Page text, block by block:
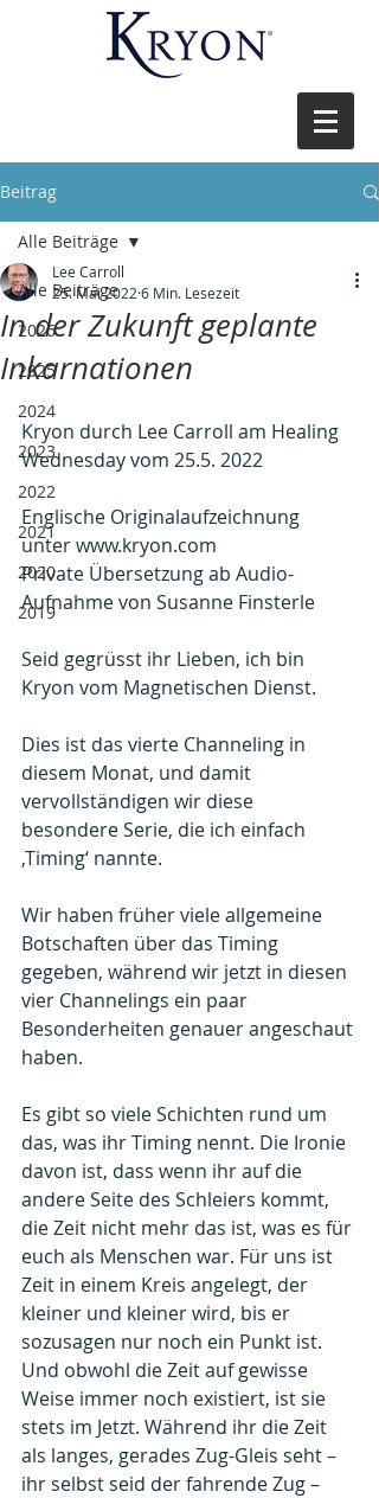
Beitrag
Alle Beiträge
2026
2025
2024
2023
2022
2021
2020
2019
Alle Beiträge
In der Zukunft geplante
Inkarnationen
Lee Carroll
25. Mai 2022 6 Min. Lesezeit
Kryon durch Lee Carroll am Healing
Wednesday vom 25.5. 2022
Englische Originalaufzeichnung
unter www.kryon.com
Private Übersetzung ab Audio-
Aufnahme von Susanne Finsterle
Seid gegrüsst ihr Lieben, ich bin
Kryon vom Magnetischen Dienst.
Dies ist das vierte Channeling in
diesem Monat, und damit
vervollständigen wir diese
besondere Serie, die ich einfach
‚Timing‘ nannte.
Wir haben früher viele allgemeine
Botschaften über das Timing
gegeben, während wir jetzt in diesen
vier Channelings ein paar
Besonderheiten genauer angeschaut
haben.
Es gibt so viele Schichten rund um
das, was ihr Timing nennt. Die Ironie
davon ist, dass wenn ihr auf die
andere Seite des Schleiers kommt,
die Zeit nicht mehr das ist, was es für
euch als Menschen war. Für uns ist
Zeit in einem Kreis angelegt, der
kleiner und kleiner wird, bis er
sozusagen nur noch ein Punkt ist.
Und obwohl die Zeit auf gewisse
Weise immer noch existiert, ist sie
stets im Jetzt. Während ihr die Zeit
als langes, gerades Zug-Gleis seht –
ihr selbst seid der fahrende Zug –